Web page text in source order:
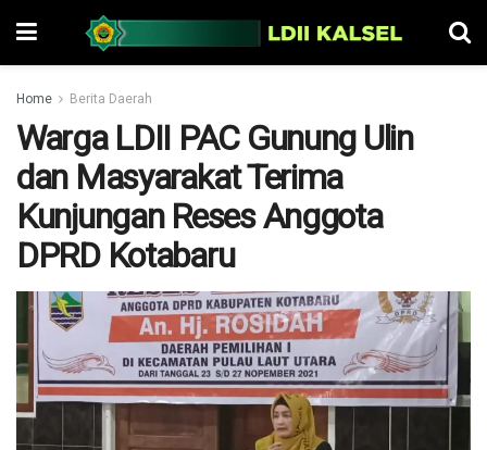
Home Berita Daerah
Warga LDII PAC Gunung Ulin
dan Masyarakat Terima
Kunjungan Reses Anggota
DPRD Kotabaru